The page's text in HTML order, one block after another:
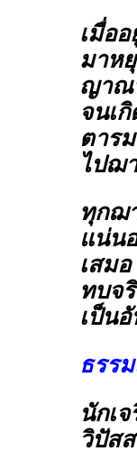
เมื่อ
มาห
ญาณ
จนเ
ตาร
ไปฌ
ทุกฌ
แน่น
เสม
ทบจ
เป็น
ธรร
นักเ
วิปัส